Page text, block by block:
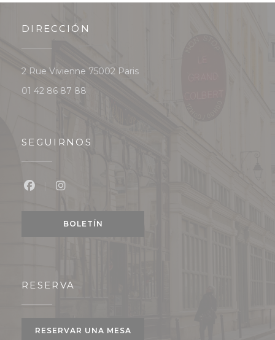
DIRECCIÓN
2 Rue Vivienne 75002 Paris((abre en una nueva ventana))
01 42 86 87 88
SEGUIRNOS
BOLETÍN
RESERVA
RESERVAR UNA MESA